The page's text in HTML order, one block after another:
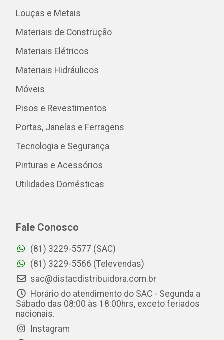
Louças e Metais
Materiais de Construção
Materiais Elétricos
Materiais Hidráulicos
Móveis
Pisos e Revestimentos
Portas, Janelas e Ferragens
Tecnologia e Segurança
Pinturas e Acessórios
Utilidades Domésticas
Fale Conosco
(81) 3229-5577 (SAC)
(81) 3229-5566 (Televendas)
sac@distacdistribuidora.com.br
Horário do atendimento do SAC - Segunda a
Sábado das 08:00 às 18:00hrs, exceto feriados
nacionais.
Instagram